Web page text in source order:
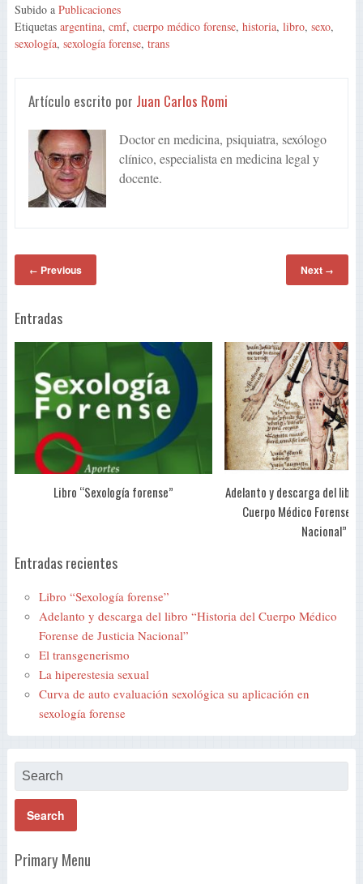
Subido a Publicaciones
Etiquetas argentina, cmf, cuerpo médico forense, historia, libro, sexo,
sexología, sexología forense, trans
Artículo escrito por Juan Carlos Romi
Doctor en medicina, psiquiatra, sexólogo
clínico, especialista en medicina legal y
docente.
← Previous Next →
Entradas
Libro “Sexología forense”
Adelanto y descarga del
Cuerpo Médico Forense
Nacional”
Entradas recientes
Libro “Sexología forense”
Adelanto y descarga del libro “Historia del Cuerpo Médico
Forense de Justicia Nacional”
El transgenerismo
La hiperestesia sexual
Curva de auto evaluación sexológica su aplicación en
sexología forense
Primary Menu